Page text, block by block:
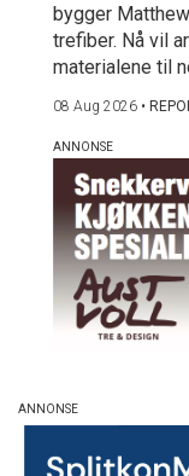
bygger
trefiber. Nå vil
materialene til
08 Aug 2026 •